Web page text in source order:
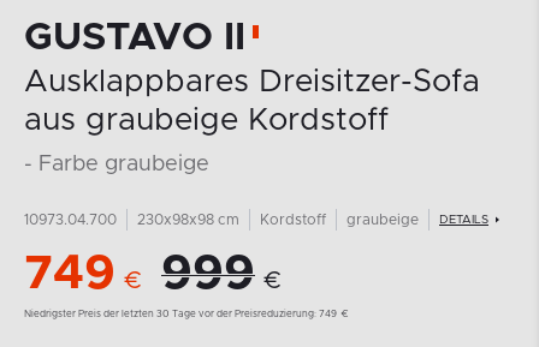
GUSTAVO II
Ausklappbares Dreisitzer-Sofa
aus graubeige Kordstoff
- Farbe graubeige
10973.04.700 230x98x98 cm Kordstoff graubeige DETAILS
749 € 999 €
Niedrigster Preis der letzten 30 Tage vor der Preisreduzierung: 749 €